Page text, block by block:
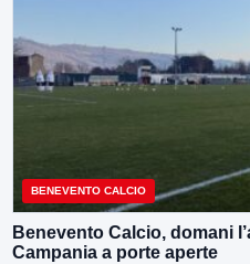
BENEVENTO CALCIO
Benevento Calcio, domani
Campania a porte aperte